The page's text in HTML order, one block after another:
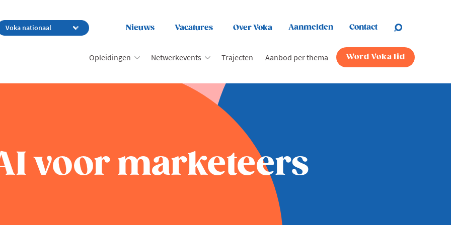
Nieuws Vacatures Over Voka Aanmelden Contact
Opleidingen Netwerkevents Trajecten Aanbod per thema Word Voka lid
voor marketeers